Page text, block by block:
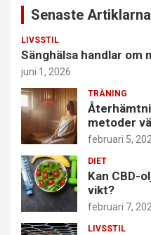
Senaste Artiklarna
LIVSSTIL
Sänghälsa handlar om
juni 1, 2026
TRÄNING
metoder
februari 5,
DIET
Kan CBD-
vikt?
februari 7,
LIVSSTIL